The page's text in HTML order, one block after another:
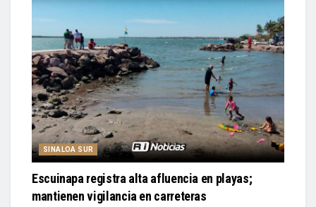
SINALOA SUR
Escuinapa registra alta afluencia en playas;
mantienen vigilancia en carreteras